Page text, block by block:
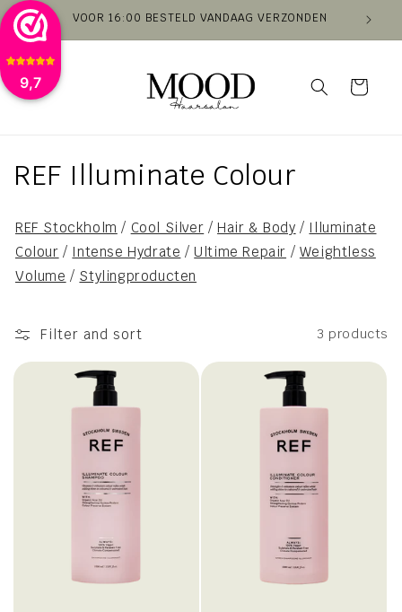
9,7
Skip to
content
VOOR 16:00 BESTELD VANDAAG VERZONDEN
Cart
C
l
l
c
t
REF Illuminate Colour
REF Stockholm / Cool Silver / Hair & Body / Illuminate
Colour / Intense Hydrate / Ultime Repair / Weightless
Volume / Stylingproducten
Filter and sort 3 products